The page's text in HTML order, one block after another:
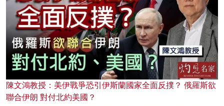
陳文鴻教授：美伊戰爭恐引伊斯蘭國家全面反撲？ 俄羅斯欲
聯合伊朗 對付北約美國？